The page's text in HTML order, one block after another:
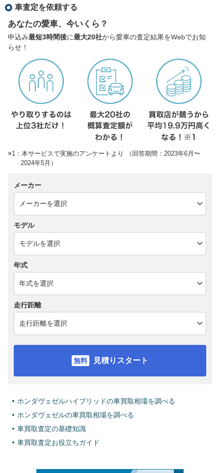
車査定を依頼する
あなたの愛車、今いくら？
申込み最短3時間後に最大20社から愛車の査定結果をWebでお知
らせ！
※1：本サービスで実施のアンケートより （回答期間：2023年6月〜
2024年5月）
メーカー
モデル
年式
走行距離
見積りスタート
ホンダヴェゼルハイブリッドの車買取相場を調べる
ホンダヴェゼルの車買取相場を調べる
車買取査定の基礎知識
車買取査定お役立ちガイド